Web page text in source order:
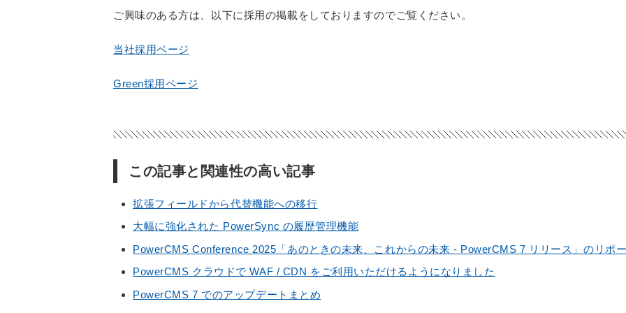
ご興味のある方は、以下に採用の掲載をしておりますのでご覧ください。
当社採用ページ
Green採用ページ
この記事と関連性の高い記事
拡張フィールドから代替機能への移行
大幅に強化された PowerSync の履歴管理機能
PowerCMS Conference 2025「あのときの未来、これからの未来 - PowerCMS 7 リリース」のリポ
PowerCMS クラウドで WAF / CDN をご利用いただけるようになりました
PowerCMS 7 でのアップデートまとめ